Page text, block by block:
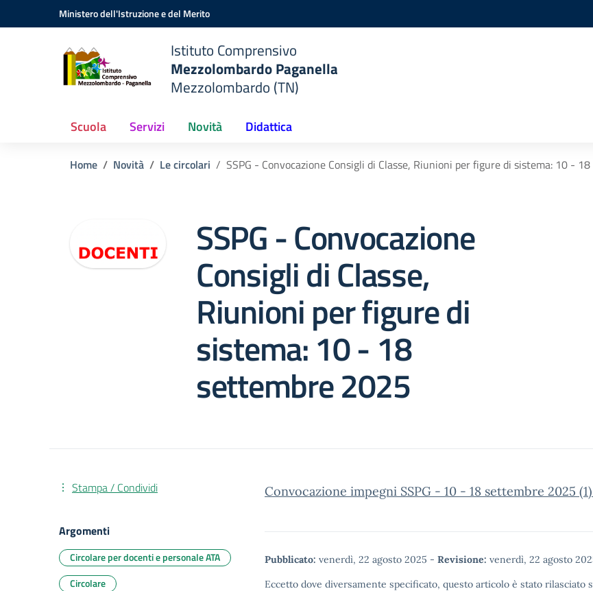
Vai ai contenuti
Vai al menu di navigazioneMinistero dell'Istruzione e del Merito
Istituto Comprensivo
Mezzolombardo Paganella
Mezzolombardo (TN)
Scuola Servizi Novità Didattica
Home Novità Le circolari SSPG - Convocazione Consigli di Classe, Riunioni per figure di sistema: 10 -
SSPG - Convocazione
Consigli di Classe,
Riunioni per figure di
sistema: 10 - 18
settembre 2025
Convocazione impegni SSPG - 10 - 18 settembre 2025
Pubblicato: venerdì, 22 agosto 2025 - Revisione: venerdì, 22 agosto
Eccetto dove diversamente specificato, questo articolo è stato rilasciato
Stampa / Condividi
Argomenti
Circolare per docenti e personale ATA
Circolare